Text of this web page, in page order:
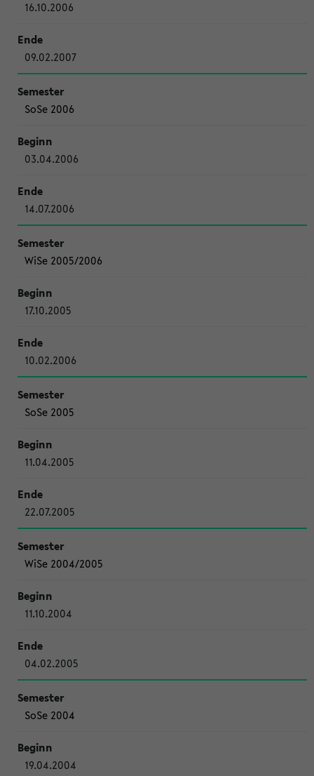
16.10.2006
09.02.2007
SoSe 2006
03.04.2006
14.07.2006
WiSe 2005/2006
17.10.2005
10.02.2006
SoSe 2005
11.04.2005
22.07.2005
WiSe 2004/2005
11.10.2004
04.02.2005
SoSe 2004
19.04.2004